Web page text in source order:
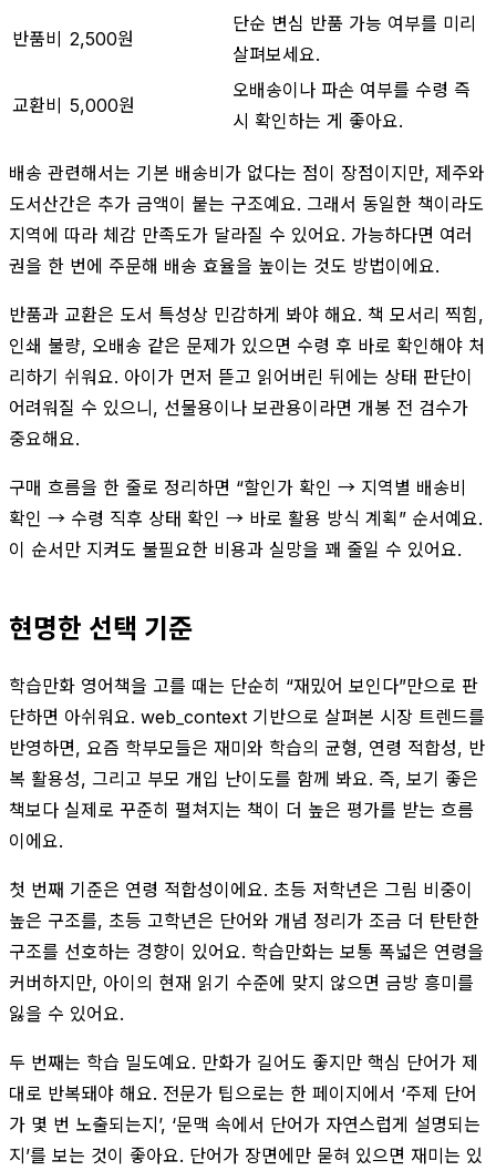
반품비 2,500원
단순 변심 반품 가능 여부를 미리
살펴보세요.
교환비 5,000원
오배송이나 파손 여부를 수령 즉
시 확인하는 게 좋아요.
배송 관련해서는 기본 배송비가 없다는 점이 장점이지만, 제주와
도서산간은 추가 금액이 붙는 구조예요. 그래서 동일한 책이라도
지역에 따라 체감 만족도가 달라질 수 있어요. 가능하다면 여러
권을 한 번에 주문해 배송 효율을 높이는 것도 방법이에요.
반품과 교환은 도서 특성상 민감하게 봐야 해요. 책 모서리 찍힘,
인쇄 불량, 오배송 같은 문제가 있으면 수령 후 바로 확인해야 처
리하기 쉬워요. 아이가 먼저 뜯고 읽어버린 뒤에는 상태 판단이
어려워질 수 있으니, 선물용이나 보관용이라면 개봉 전 검수가
중요해요.
구매 흐름을 한 줄로 정리하면 “할인가 확인 → 지역별 배송비
확인 → 수령 직후 상태 확인 → 바로 활용 방식 계획” 순서예요.
이 순서만 지켜도 불필요한 비용과 실망을 꽤 줄일 수 있어요.
현명한 선택 기준
학습만화 영어책을 고를 때는 단순히 “재밌어 보인다”만으로 판
단하면 아쉬워요. web_context 기반으로 살펴본 시장 트렌드를
반영하면, 요즘 학부모들은 재미와 학습의 균형, 연령 적합성, 반
복 활용성, 그리고 부모 개입 난이도를 함께 봐요. 즉, 보기 좋은
책보다 실제로 꾸준히 펼쳐지는 책이 더 높은 평가를 받는 흐름
이에요.
첫 번째 기준은 연령 적합성이에요. 초등 저학년은 그림 비중이
높은 구조를, 초등 고학년은 단어와 개념 정리가 조금 더 탄탄한
구조를 선호하는 경향이 있어요. 학습만화는 보통 폭넓은 연령을
커버하지만, 아이의 현재 읽기 수준에 맞지 않으면 금방 흥미를
잃을 수 있어요.
두 번째는 학습 밀도예요. 만화가 길어도 좋지만 핵심 단어가 제
대로 반복돼야 해요. 전문가 팁으로는 한 페이지에서 ‘주제 단어
가 몇 번 노출되는지’, ‘문맥 속에서 단어가 자연스럽게 설명되는
지’를 보는 것이 좋아요. 단어가 장면에만 묻혀 있으면 재미는 있